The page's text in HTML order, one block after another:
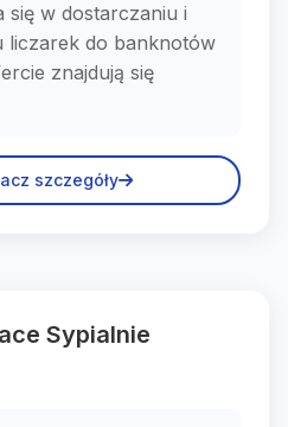
się w dostarczaniu i
liczarek do banknotów
znajdują się
szczegóły
Sypialnie